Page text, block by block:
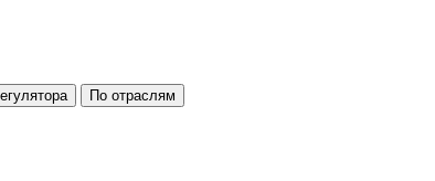
По отраслям